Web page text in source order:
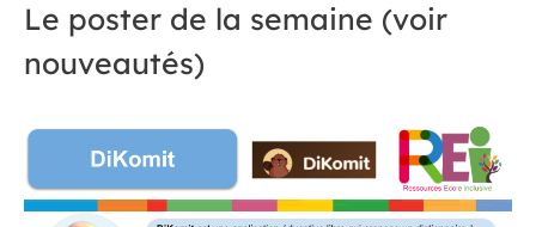
Le poster de la semaine (voir
nouveautés)